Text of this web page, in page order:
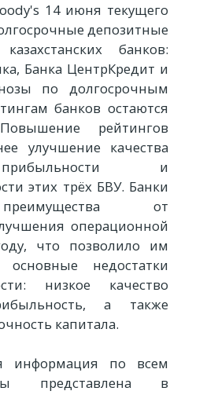
14 июня текущего
депозитные
банков:
Банка ЦентрКредит и
по долгосрочным
банков остаются
рейтингов
улучшение качества
и
этих трёх БВУ. Банки
от
операционной
что позволило им
основные недостатки
низкое качество
а также
капитала.
информация по всем
представлена в